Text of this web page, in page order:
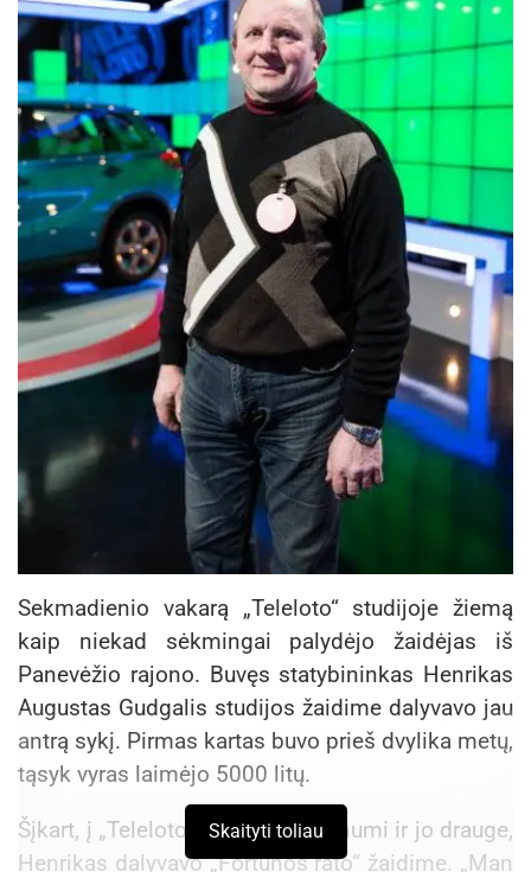
Sekmadienio vakarą „Teleloto“ studijoje žiemą
kaip niekad sėkmingai palydėjo žaidėjas iš
Panevėžio rajono. Buvęs statybininkas Henrikas
Augustas Gudgalis studijos žaidime dalyvavo jau
antrą sykį. Pirmas kartas buvo prieš dvylika metų,
tąsyk vyras laimėjo 5000 litų.
Šįkart, į „Teleloto“ atvykęs su sūnumi ir jo drauge,
Henrikas dalyvavo „Fortūnos rato“ žaidime. „Man
Skaityti toliau